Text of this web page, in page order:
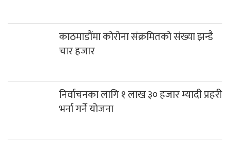
काठमाडौंमा कोरोना संक्रमितको संख्या झन्डै
चार हजार
निर्वाचनका लागि १ लाख ३० हजार म्यादी प्रहरी
भर्ना गर्ने योजना